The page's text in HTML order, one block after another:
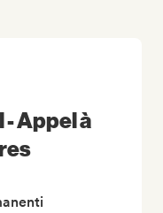
Appel à